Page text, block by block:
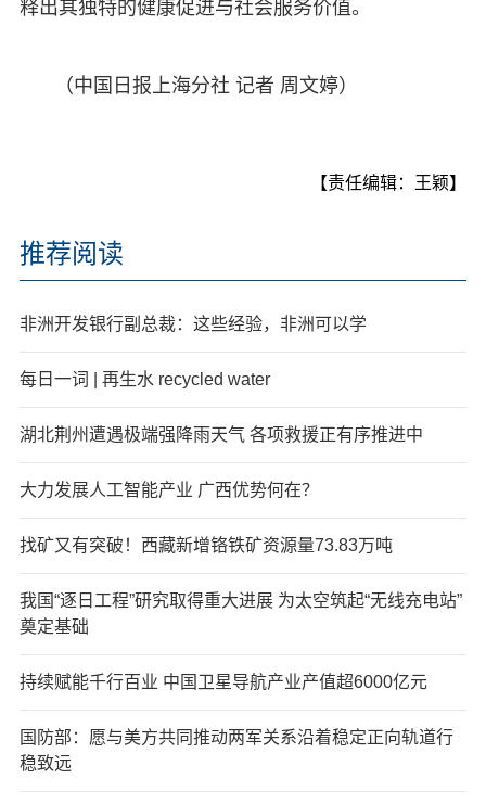
释出其独特的健康促进与社会服务价值。
（中国日报上海分社 记者 周文婷）
【责任编辑：王颖】
推荐阅读
非洲开发银行副总裁：这些经验，非洲可以学
每日一词 | 再生水 recycled water
湖北荆州遭遇极端强降雨天气 各项救援正有序推进中
大力发展人工智能产业 广西优势何在？
找矿又有突破！西藏新增铬铁矿资源量73.83万吨
我国“逐日工程”研究取得重大进展 为太空筑起“无线充电站”
奠定基础
持续赋能千行百业 中国卫星导航产业产值超6000亿元
国防部：愿与美方共同推动两军关系沿着稳定正向轨道行
稳致远